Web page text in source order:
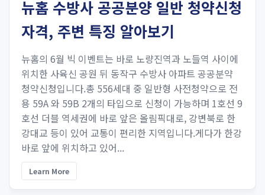
뉴홈 수방사 공공분양 일반 청약신청
자격, 주변 특징 알아보기
뉴홈의 6월 빅 이벤트는 바로 노량진역과 노들역 사이에
위치한 사육신 공원 뒤 동작구 수방사 아파트 공공분약
청약신청입니다.총 556세대 중 일반형 사전청약으로 전
용 59A 와 59B 2개의 타입으로 신청이 가능하며 1호선 9
호선 더블 역세권에 바로 앞은 올림픽대로, 강변북로 한
강대교 등이 있어 교통이 편리한 지역입니다.게다가 한강
바로 앞에 위치하고 있어...
Learn More